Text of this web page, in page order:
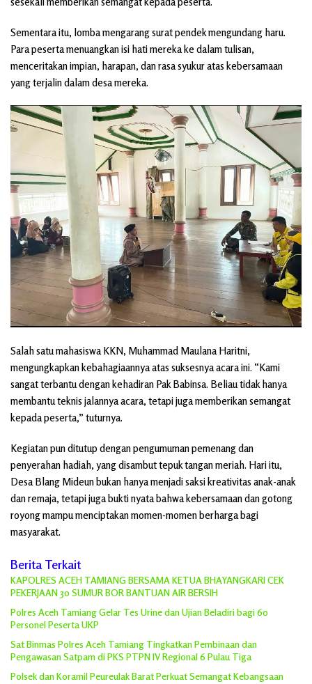
Sementara itu, lomba mengarang surat pendek mengundang haru.
Para peserta menuangkan isi hati mereka ke dalam tulisan,
menceritakan impian, harapan, dan rasa syukur atas kebersamaan
yang terjalin dalam desa mereka.
Salah satu mahasiswa KKN, Muhammad Maulana Haritni,
mengungkapkan kebahagiaannya atas suksesnya acara ini. “Kami
sangat terbantu dengan kehadiran Pak Babinsa. Beliau tidak hanya
membantu teknis jalannya acara, tetapi juga memberikan semangat
kepada peserta,” tuturnya.
Kegiatan pun ditutup dengan pengumuman pemenang dan
penyerahan hadiah, yang disambut tepuk tangan meriah. Hari itu,
Desa Blang Mideun bukan hanya menjadi saksi kreativitas anak-anak
dan remaja, tetapi juga bukti nyata bahwa kebersamaan dan gotong
royong mampu menciptakan momen-momen berharga bagi
masyarakat.
Berita Terkait
KAPOLRES ACEH TAMIANG BERSAMA KETUA BHAYANGKARI CEK
PEKERJAAN 30 SUMUR BOR BANTUAN AIR BERSIH
Polres Aceh Tamiang Gelar Tes Urine dan Ujian Beladiri bagi 60
Personel Peserta UKP
Sat Binmas Polres Aceh Tamiang Tingkatkan Pembinaan dan
Pengawasan Satpam di PKS PTPN IV Regional 6 Pulau Tiga
Polsek dan Koramil Peureulak Barat Perkuat Semangat Kebangsaan